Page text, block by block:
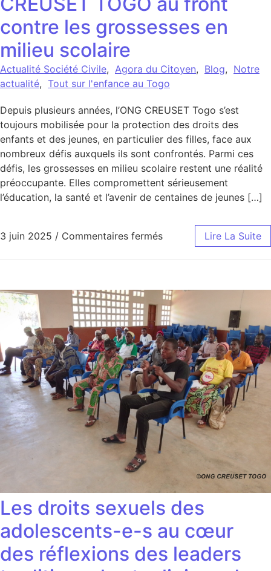
contre les grossesses en
milieu scolaire
Actualité Société Civile, Agora du Citoyen, Blog, Notre
actualité, Tout sur l'enfance au Togo
Depuis plusieurs années, l’ONG CREUSET Togo s’est
toujours mobilisée pour la protection des droits des
enfants et des jeunes, en particulier des filles, face aux
nombreux défis auxquels ils sont confrontés. Parmi ces
défis, les grossesses en milieu scolaire restent une réalité
préoccupante. Elles compromettent sérieusement
l’éducation, la santé et l’avenir de centaines de jeunes […]
3 juin 2025 / Commentaires ferméssur CREUSET TOGO
Lire La Suite
Les droits sexuels des
adolescents-e-s au cœur
des réflexions des leaders